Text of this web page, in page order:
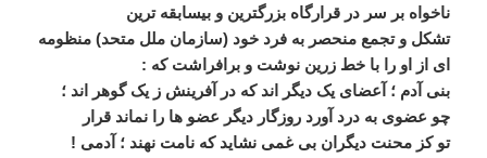
ناخواه بر سر در قرارگاه بزرگترين و بيسابقه ترين
تشکل و تجمع منحصر به فرد خود (سازمان ملل متحد) منظومه
ای از او را با خط زرين نوشت و برافراشت که :
بنی آدم ؛ آعضای يک ديگر اند که در آفرينش ز يک گوھر اند ؛
چو عضوی به درد آورد روزگار ديگر عضو ھا را نماند قرار
تو کز محنت ديگران بی غمی نشايد که نامت نھند ؛ آدمی !